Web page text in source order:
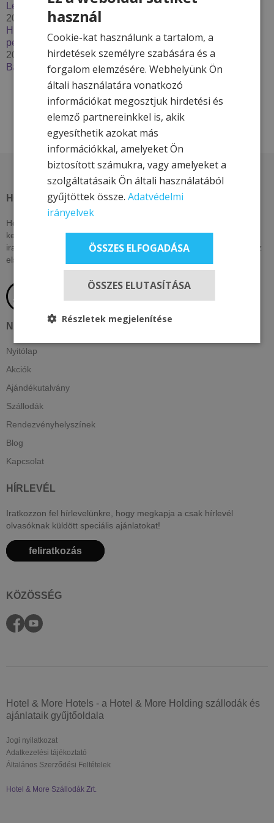
Lendava***
2025. december 2.
Húzzon korit, pattanjon szánkóra – Élje át a tél minden
percét a Hotel & More szállodákkal
2025. szeptember 29.
Bakancslistás túrázóhelyek Magyarországon
HOTEL & MORE HOTELS
Hotel & More szállodái ezen az oldalon csak itt elérhető, exkluzív
kedvezményeket kínálnak. Nézzen vissza akár naponta, vagy
iratkozzon fel hírlevelünkre, lájkolja közösségi oldalainkat, hogy az
elsők között értesüljön kizárólagos és egyedi ajánlatainkról!
NAVIGÁCIÓ
Nyitólap
Akciók
Ajándékutalvány
Szállodák
Rendezvényhelyszínek
Blog
Kapcsolat
HÍRLEVÉL
Iratkozzon fel hírlevelünkre, hogy megkapja a csak hírlevél
olvasóknak küldött speciális ajánlatokat!
feliratkozás
KÖZÖSSÉG
Hotel & More Hotels - a Hotel & More Holding szállodák és
ajánlataik gyűjtőoldala
Jogi nyilatkozat
Adatkezelési tájékoztató
Általános Szerződési Feltételek
Hotel & More Szállodák Zrt.
használ
Cookie-kat használunk a tartalom, a
hirdetések személyre szabására és a
forgalom elemzésére. Webhelyünk Ön
általi használatára vonatkozó
információkat megosztjuk hirdetési és
elemző partnereinkkel is, akik
egyesíthetik azokat más
információkkal, amelyeket Ön
biztosított számukra, vagy amelyeket a
szolgáltatásaik Ön általi használatából
gyűjtöttek össze.Adatvédelmi
irányelvek
ÖSSZES ELFOGADÁSA
ÖSSZES ELUTASÍTÁSA
Részletek megjelenítése